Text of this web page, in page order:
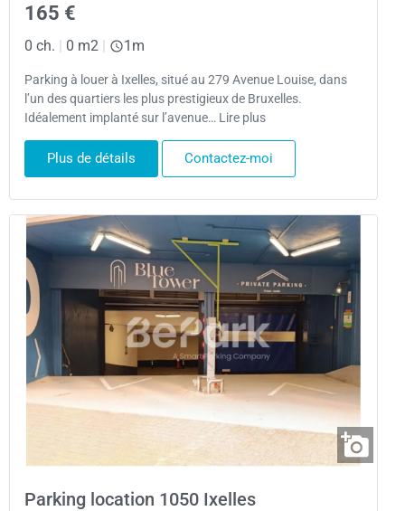
165 €
0 ch. | 0 m2 | 1m
Parking à louer à Ixelles, situé au 279 Avenue Louise, dans
l’un des quartiers les plus prestigieux de Bruxelles.
Idéalement implanté sur l’avenue… Lire plus
Plus de détails Contactez-moi
Parking location 1050 Ixelles